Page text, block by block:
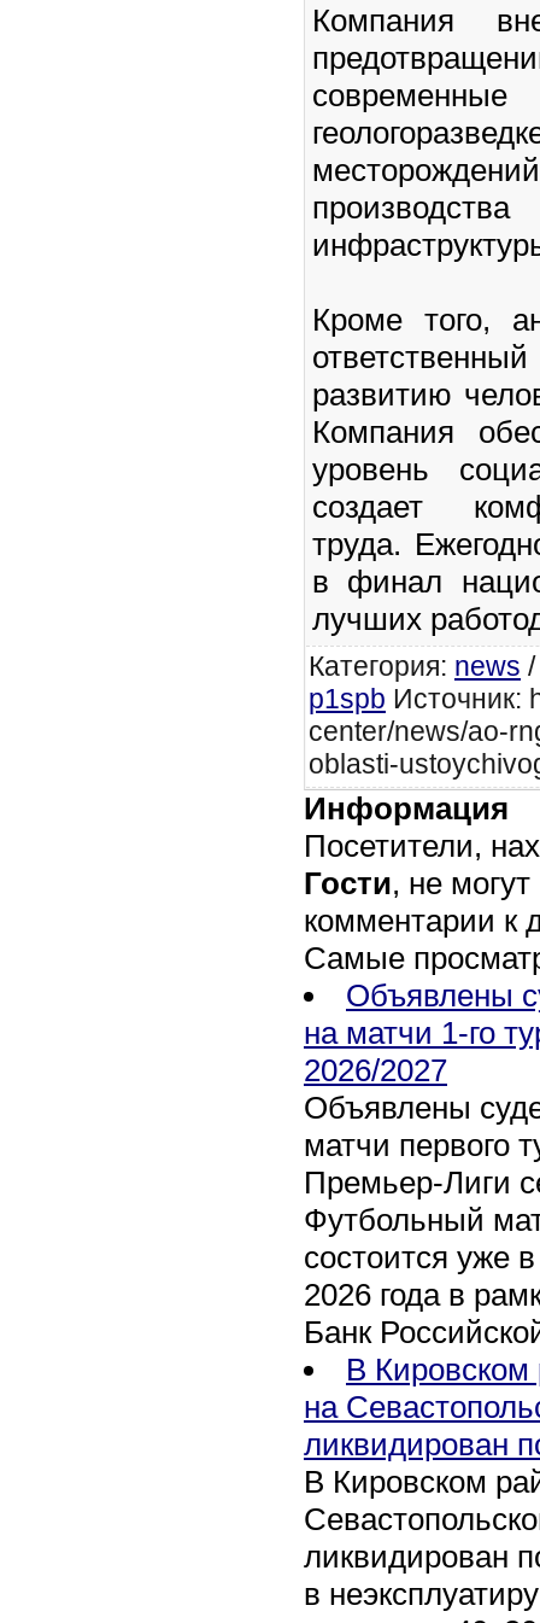
Компания
Кроме того,
развитию
Компания
уровень
создает
труда.
в финал
лучших
Категория: news
p1spb Источник:
center/news/ao-
oblasti-
Информация
Посетители,
Гости, не
комментарии к
Самые
Объявлены
на матчи 1-го
2026/2027
Объявлены
матчи первого
Премьер-Лиги
Футбольный
состоится уже
2026 года в
Банк
В Кировском
на
ликвидирован
В Кировском
ликвидирован
в